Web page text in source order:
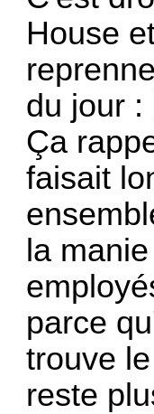
House
du jour :
Ça
faisait
la
parce
trouve
reste